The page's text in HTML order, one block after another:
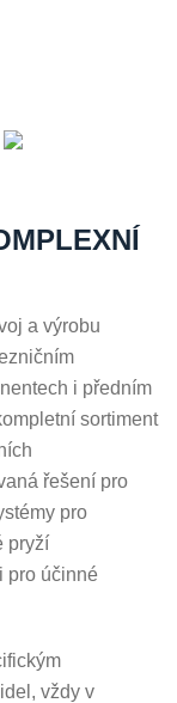
a výrobu
i předním
sortiment
řešení pro
pro
pryží
pro účinné
vždy v